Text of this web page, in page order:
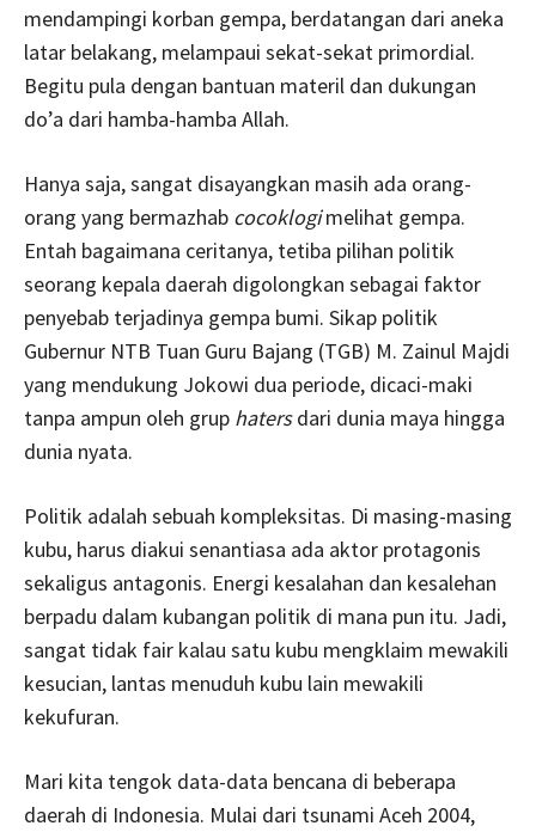
mendampingi korban gempa, berdatangan dari aneka
latar belakang, melampaui sekat-sekat primordial.
Begitu pula dengan bantuan materil dan dukungan
do’a dari hamba-hamba Allah.
Hanya saja, sangat disayangkan masih ada orang-
orang yang bermazhab cocoklogimelihat gempa.
Entah bagaimana ceritanya, tetiba pilihan politik
seorang kepala daerah digolongkan sebagai faktor
penyebab terjadinya gempa bumi. Sikap politik
Gubernur NTB Tuan Guru Bajang (TGB) M. Zainul Majdi
yang mendukung Jokowi dua periode, dicaci-maki
tanpa ampun oleh grup hatersdari dunia maya hingga
dunia nyata.
Politik adalah sebuah kompleksitas. Di masing-masing
kubu, harus diakui senantiasa ada aktor protagonis
sekaligus antagonis. Energi kesalahan dan kesalehan
berpadu dalam kubangan politik di mana pun itu. Jadi,
sangat tidak fair kalau satu kubu mengklaim mewakili
kesucian, lantas menuduh kubu lain mewakili
kekufuran.
Mari kita tengok data-data bencana di beberapa
daerah di Indonesia. Mulai dari tsunami Aceh 2004,